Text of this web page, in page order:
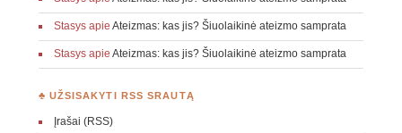
Stasysapie Ateizmas: kas jis? Šiuolaikinė ateizmo samprata
Stasysapie Ateizmas: kas jis? Šiuolaikinė ateizmo samprata
♣ UŽSISAKYTI RSS SRAUTĄ
Įrašai (RSS)